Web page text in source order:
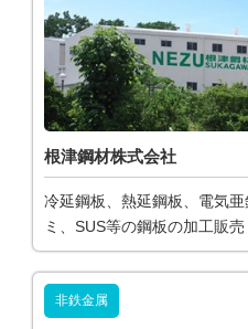
根津鋼材株式会社
冷延鋼板、熱延鋼板、電気
ミ、SUS等の鋼板の加工販売
非鉄金属